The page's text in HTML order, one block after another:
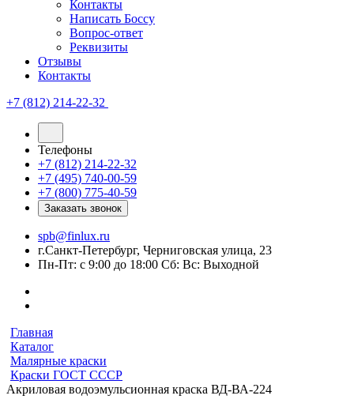
Контакты
Написать Боссу
Вопрос-ответ
Реквизиты
Отзывы
Контакты
+7 (812) 214-22-32
Телефоны
+7 (812) 214-22-32
+7 (495) 740-00-59
+7 (800) 775-40-59
Заказать звонок
spb@finlux.ru
г.Санкт-Петербург, Черниговская улица, 23
Пн-Пт: с 9:00 до 18:00 Сб: Вс: Выходной
Главная
Каталог
Малярные краски
Краски ГОСТ СССР
Акриловая водоэмульсионная краска ВД-ВА-224